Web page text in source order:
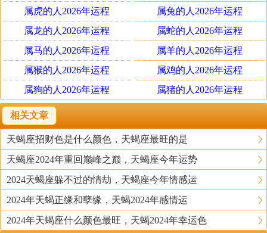
了，对两个人的事业也是好事，若是没有处理好，则就像一
枚定时炸弹，随时有被引爆的可能。两个人能力都特别强，
谁也不服谁，天蝎可能会觉得狮子太自负，狮子又会觉得天
蝎心思隐藏的好深，表面上总是按兵不动，一旦有点大事，
说出来的话保准叫狮子眼睛珠差点掉地上。如果真的深爱彼
此，狮子就要让自己心胸变得很宽广，天蝎也要调整自己的
心态，多跟爱人沟通。
狮子座与天蝎座星座速配
速配指数：50 需要努力维持的一对
配对比重：58:42
搭配指数：65%
狮子男的自信心会使天蝎女倾心于他，她羡慕他那能够散播
温暖的能力。但是他们之间有一个问题，那就是感情总是不
属虎的人2026年运程
属兔的人2026年运程
属龙的人2026年运程
属蛇的人2026年运程
属马的人2026年运程
属羊的人2026年运程
属猴的人2026年运程
属鸡的人2026年运程
属狗的人2026年运程
属猪的人2026年运程
相关文章
天蝎座招财色是什么颜色，天蝎座最旺的是
天蝎座2024年重回巅峰之巅，天蝎座今年运势
2024天蝎座躲不过的情劫，天蝎座今年情感运
2024年天蝎正缘和孽缘，天蝎2024年感情运
2024年天蝎座什么颜色最旺，天蝎2024年幸运色